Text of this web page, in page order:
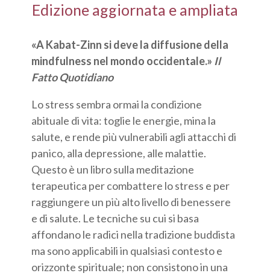
Edizione aggiornata e ampliata
«A Kabat-Zinn si deve la diffusione della
mindfulness nel mondo occidentale.» Il
Fatto Quotidiano
Lo stress sembra ormai la condizione
abituale di vita: toglie le energie, mina la
salute, e rende più vulnerabili agli attacchi di
panico, alla depressione, alle malattie.
Questo è un libro sulla meditazione
terapeutica per combattere lo stress e per
raggiungere un più alto livello di benessere
e di salute. Le tecniche su cui si basa
affondano le radici nella tradizione buddista
ma sono applicabili in qualsiasi contesto e
orizzonte spirituale; non consistono in una